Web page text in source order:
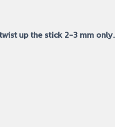
up the stick 2-3 mm only.